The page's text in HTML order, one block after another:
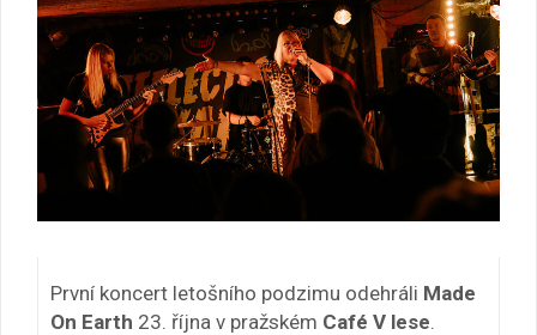
První koncert letošního podzimu odehráli Made
On Earth 23. října v pražském Café V lese